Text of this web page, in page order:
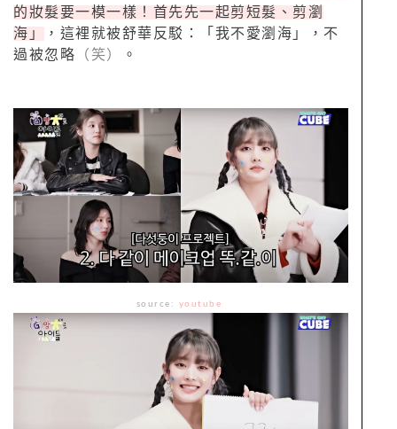
的妝髮要一模一樣！首先先一起剪短髮、剪瀏
海」
，這裡就被舒華反駁：「我不愛瀏海」，不
過被忽略 （笑） 。
source: youtube